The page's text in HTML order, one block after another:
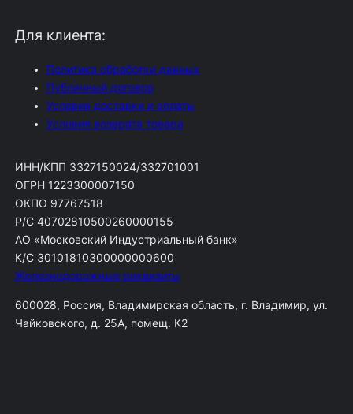
Для клиента:
Политика обработки данных
Публичный договор
Условия доставки и оплаты
Условия возврата товара
ИНН/КПП 3327150024/332701001
ОГРН 1223300007150
ОКПО 97767518
Р/С 40702810500260000155
АО «Московский Индустриальный банк»
К/С 30101810300000000600
Железнодорожные реквизиты
600028, Россия, Владимирская область, г. Владимир, ул.
Чайковского, д. 25А, помещ. К2